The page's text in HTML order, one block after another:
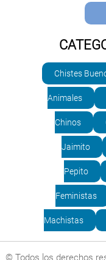
Chistes
Animales
Chinos
Jaimito
Pepito
Feministas
Machistas
© Todos los derechos